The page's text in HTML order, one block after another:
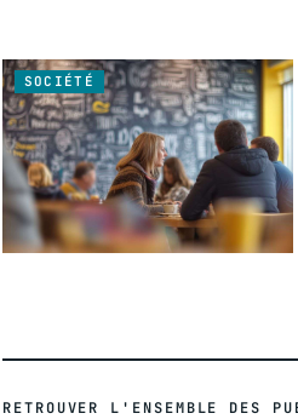
SOCIÉTÉ
RETROUVER L'ENSEMBLE DES